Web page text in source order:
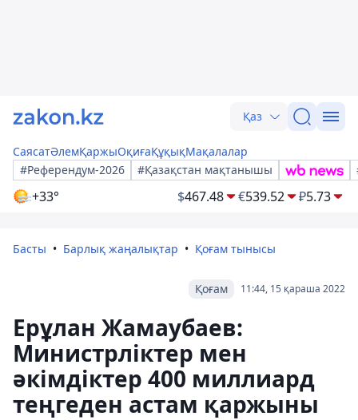
Қаз
СаясатӘлемҚаржыОқиғаҚұқықМақалалар
#Референдум-2026
#Қазақстан мақтанышы
+33° $467.48 €539.52 ₽5.73
Басты Барлық жаңалықтар Қоғам тынысы
11:44, 15 қараша 2022
Қоғам
Ерұлан Жамаубаев:
Министрліктер мен
әкімдіктер 400 миллиард
теңгеден астам қаржыны